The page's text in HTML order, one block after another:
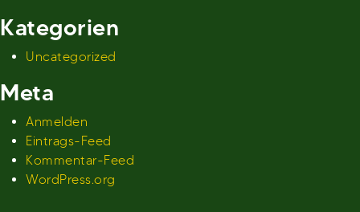
Kategorien
Uncategorized
Meta
Anmelden
Eintrags-Feed
Kommentar-Feed
WordPress.org